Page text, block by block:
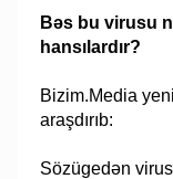
Bəs bu virusu
hansılardır?
Bizim.Media
araşdırıb:
Sözügedən